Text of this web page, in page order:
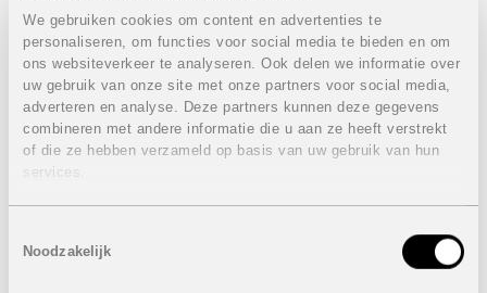
We gebruiken cookies om content en advertenties te
personaliseren, om functies voor social media te bieden en om
ons websiteverkeer te analyseren. Ook delen we informatie over
uw gebruik van onze site met onze partners voor social media,
adverteren en analyse. Deze partners kunnen deze gegevens
combineren met andere informatie die u aan ze heeft verstrekt
of die ze hebben verzameld op basis van uw gebruik van hun
services.
Noodzakelijk
high-end ingebouwde toestellen, geïntegreerde wijnbar
en airconditioning.
De toegangsdeuren naar de tuin en garage zijn
geautomatiseerd met infrarood afstandsbediening.
Eigenschappen villa’s:VERKOCHT
3 Slaapkamers
Ruime woonkamer met apart zit- en eetgedeelte
Kelder met garage, toilet en berging
Verschillende terrassen